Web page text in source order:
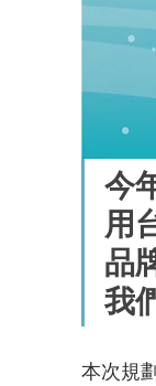
今
用
品
我
本次規